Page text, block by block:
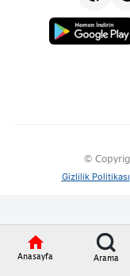
©
Gizlilik Politikası
Anasayfa Arama